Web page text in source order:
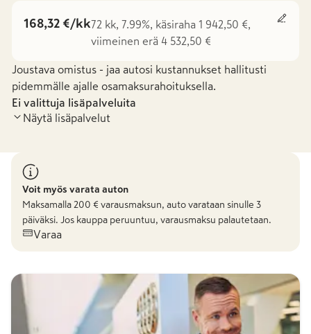
168,32 €/kk72 kk, 7.99%, käsiraha 1 942,50 €,
viimeinen erä 4 532,50 €
Joustava omistus - jaa autosi kustannukset hallitusti
pidemmälle ajalle osamaksurahoituksella.
Ei valittuja lisäpalveluita
Näytä lisäpalvelut
Voit myös varata auton
Maksamalla 200 € varausmaksun, auto varataan sinulle 3
päiväksi. Jos kauppa peruuntuu, varausmaksu palautetaan.
Varaa